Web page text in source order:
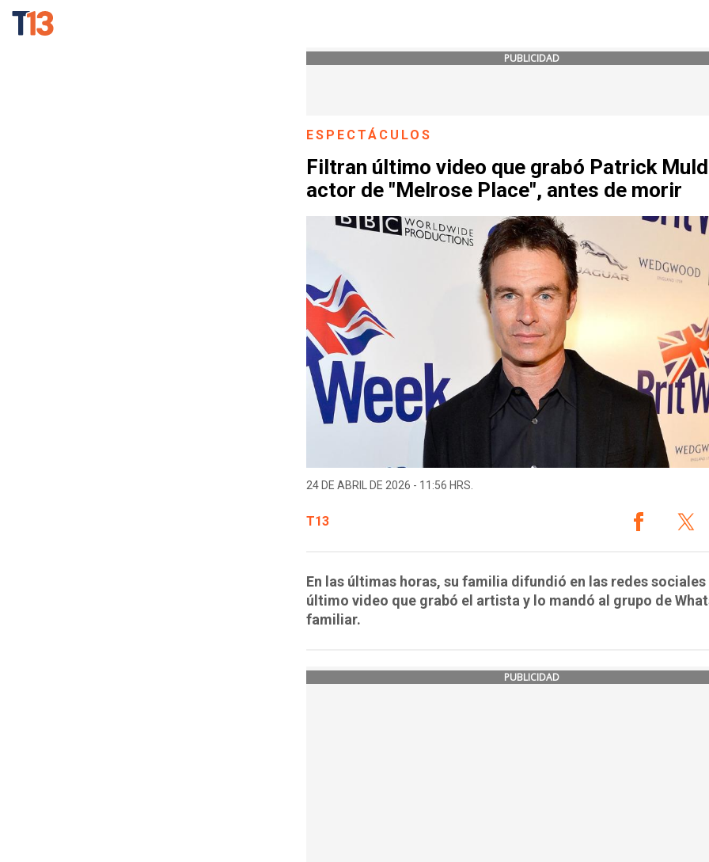
PUBLICIDAD
ESPECTÁCULOS
Filtran último video que grabó Patrick
actor de "Melrose Place", antes de morir
24 DE ABRIL DE 2026 - 11:56 HRS.
T13
En las últimas horas, su familia difundió en las redes sociales
último video que grabó el artista y lo mandó al grupo de
familiar.
PUBLICIDAD